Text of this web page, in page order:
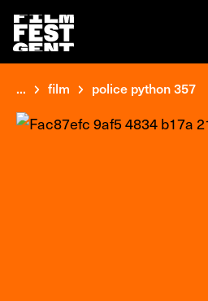
... film police python 357